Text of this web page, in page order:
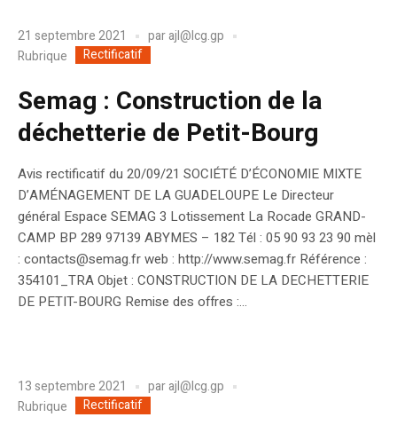
21 septembre 2021 parajl@lcg.gp
Rubrique
Rectificatif
Semag : Construction de la
déchetterie de Petit-Bourg
Avis rectificatif du 20/09/21 SOCIÉTÉ D’ÉCONOMIE MIXTE
D’AMÉNAGEMENT DE LA GUADELOUPE Le Directeur
général Espace SEMAG 3 Lotissement La Rocade GRAND-
CAMP BP 289 97139 ABYMES – 182 Tél : 05 90 93 23 90 mèl
: contacts@semag.fr web : http://www.semag.fr Référence :
354101_TRA Objet : CONSTRUCTION DE LA DECHETTERIE
DE PETIT-BOURG Remise des offres :...
13 septembre 2021 parajl@lcg.gp
Rubrique
Rectificatif